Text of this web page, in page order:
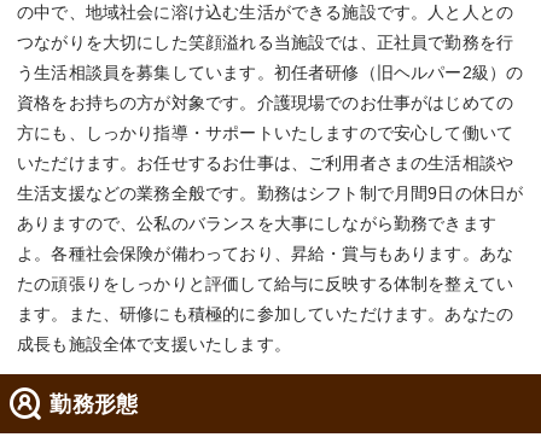
の中で、地域社会に溶け込む生活ができる施設です。人と人との
つながりを大切にした笑顔溢れる当施設では、正社員で勤務を行
う生活相談員を募集しています。初任者研修（旧ヘルパー2級）の
資格をお持ちの方が対象です。介護現場でのお仕事がはじめての
方にも、しっかり指導・サポートいたしますので安心して働いて
いただけます。お任せするお仕事は、ご利用者さまの生活相談や
生活支援などの業務全般です。勤務はシフト制で月間9日の休日が
ありますので、公私のバランスを大事にしながら勤務できます
よ。各種社会保険が備わっており、昇給・賞与もあります。あな
たの頑張りをしっかりと評価して給与に反映する体制を整えてい
ます。また、研修にも積極的に参加していただけます。あなたの
成長も施設全体で支援いたします。
勤務形態